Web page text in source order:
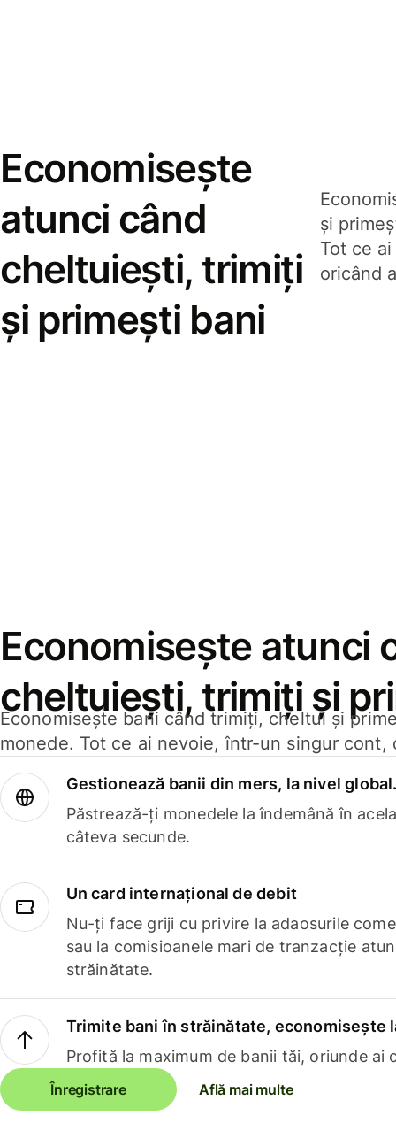
Economisește
atunci când
cheltuiești, trimiți
și primești bani
și
Tot ce
oricând
Economisește atunci
cheltuiești, trimiți și
Economisește bani când trimiți, cheltui și
monede. Tot ce ai nevoie, într-un singur cont,
Gestionează banii din mers, la nivel
Păstrează-ți monedele la îndemână în
câteva secunde.
Un card internațional de debit
Nu-ți face griji cu privire la adaosurile
sau la comisioanele mari de tranzacție
străinătate.
Trimite bani în străinătate, economisește
Profită la maximum de banii tăi, oriunde ai
Înregistrare Află mai multe